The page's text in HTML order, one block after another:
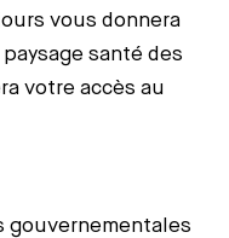
vous donnera
santé des
votre accès au
gouvernementales